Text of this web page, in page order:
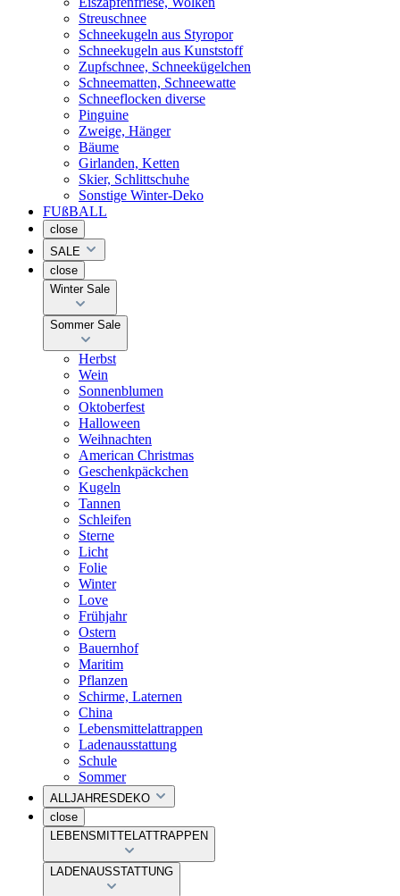
Streuschnee
Schneekugeln aus Styropor
Schneekugeln aus Kunststoff
Zupfschnee, Schneekügelchen
Schneematten, Schneewatte
Schneeflocken diverse
Pinguine
Zweige, Hänger
Bäume
Girlanden, Ketten
Skier, Schlittschuhe
Sonstige Winter-Deko
FUßBALL
close
SALE
close
Winter Sale
Sommer Sale
Herbst
Wein
Sonnenblumen
Oktoberfest
Halloween
Weihnachten
American Christmas
Geschenkpäckchen
Kugeln
Tannen
Schleifen
Sterne
Licht
Folie
Winter
Love
Frühjahr
Ostern
Bauernhof
Maritim
Pflanzen
Schirme, Laternen
China
Lebensmittelattrappen
Ladenausstattung
Schule
Sommer
ALLJAHRESDEKO
close
LEBENSMITTELATTRAPPEN
LADENAUSSTATTUNG